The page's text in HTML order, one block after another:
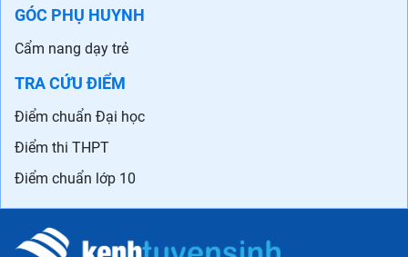
GÓC PHỤ HUYNH
Cẩm nang dạy trẻ
TRA CỨU ĐIỂM
Điểm chuẩn Đại học
Điểm thi THPT
Điểm chuẩn lớp 10